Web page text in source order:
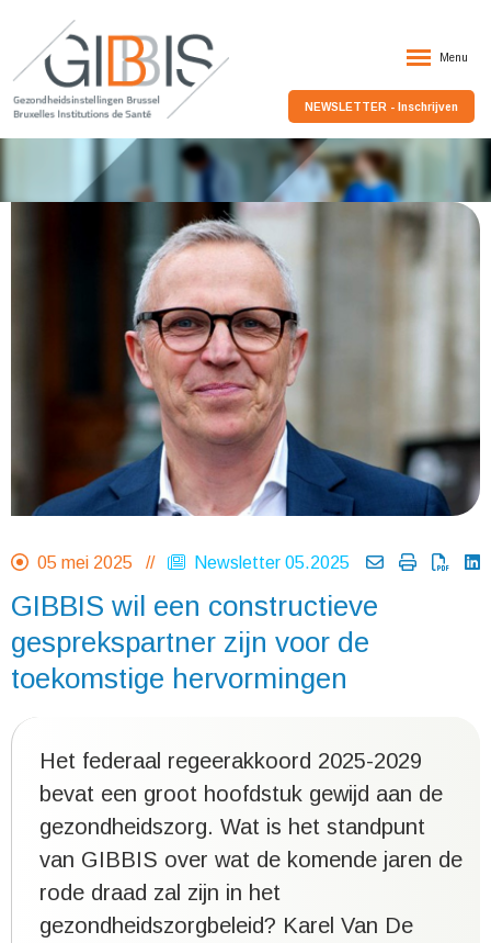
Menu
NEWSLETTER - Inschrijven
05 mei 2025 // Newsletter 05.2025
GIBBIS wil een constructieve
gesprekspartner zijn voor de
toekomstige hervormingen
Het federaal regeerakkoord 2025-2029
bevat een groot hoofdstuk gewijd aan de
gezondheidszorg. Wat is het standpunt
van GIBBIS over wat de komende jaren de
rode draad zal zijn in het
gezondheidszorgbeleid? Karel Van De